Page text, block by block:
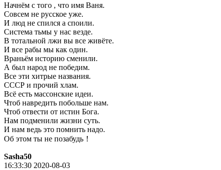
Начнём с того , что имя Ваня.
Совсем не русское уже.
И люд не спился а споили.
Система тьмы у нас везде.
В тотальной лжи вы все живёте.
И все рабы мы как один.
Враньём историю сменили.
А был народ не победим.
Все эти хитрые названия.
СССР и прочий хлам.
Всё есть массонские идеи.
Чтоб навредить побольше нам.
Чтоб отвести от истин Бога.
Нам подменили жизни суть.
И нам ведь это помнить надо.
Об этом ты не позабудь！
Sasha50
16:33:30 2020-08-03